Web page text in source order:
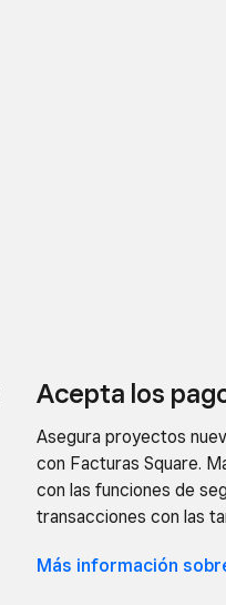
Acepta los
Asegura proyectos
con Facturas Square.
con las funciones de
transacciones con las
Más información